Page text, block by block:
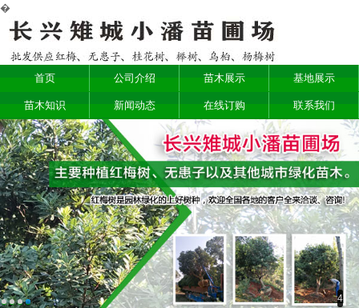
�
首页 公司介绍 苗木展示 基地展示
苗木知识 新闻动态 在线订购 联系我们
1